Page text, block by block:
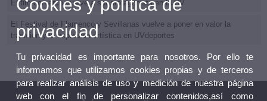
El tiro con arco vuelve a ser protagonista en la UV
El Festival de Flamenco y Sevillanas vuelve a poner en valor la
tradición y la expresión artística en UVdeportes
Cookies y política de
privacidad
Tu privacidad es importante para nosotros. Por ello te
informamos que utilizamos cookies propias y de terceros
para realizar análisis de uso y medición de nuestra página
web con el fin de personalizar contenidos,así como